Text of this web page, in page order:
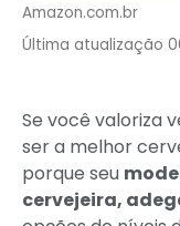
Amazon.com.br
Última atualização
Se você valoriza
ser a melhor
porque seu
cervejeira,